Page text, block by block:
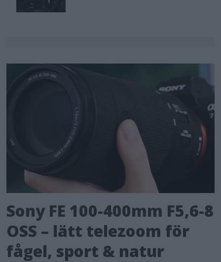
Sony FE 100-400mm F5,6-8
OSS – lätt telezoom för
fågel, sport & natur